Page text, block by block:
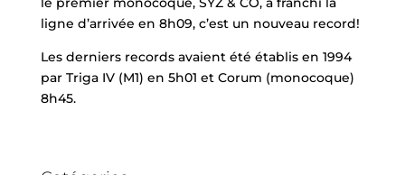
ligne d’arrivée en 8h09, c’est un nouveau record!
Les derniers records avaient été établis en 1994
par Triga IV (M1) en 5h01 et Corum (monocoque)
8h45.